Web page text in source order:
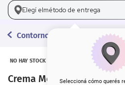
Elegí elmétodo de entrega
Seleccioná cómo querés
Contorno de Ojos
NO HAY STOCK
Crema Medicube Deep
2 máscara pestañas
3.
5. corrector